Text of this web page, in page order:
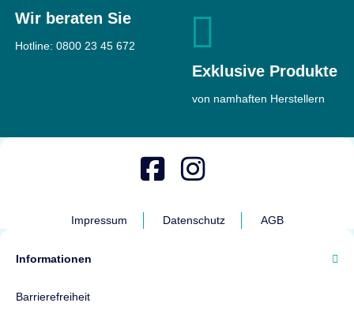
Wir beraten Sie
Hotline: 0800 23 45 672
Exklusive Produkte
von namhaften Herstellern
Impressum Datenschutz AGB
Informationen
Barrierefreiheit